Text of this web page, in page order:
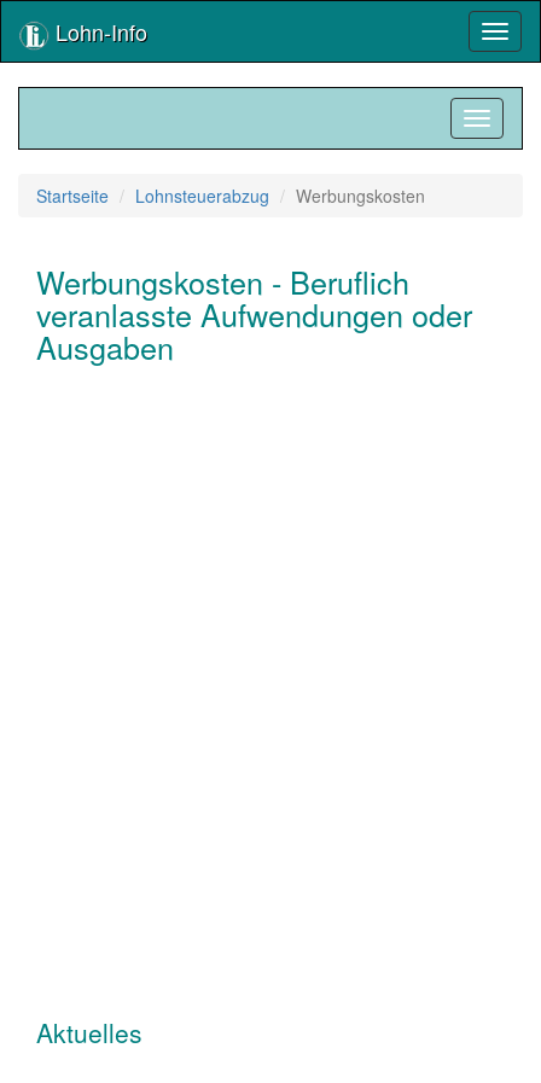
Lohn-Info
Toggle
Startseite Lohnsteuerabzug Werbungskosten
Werbungskosten - Beruflich
veranlasste Aufwendungen oder
Ausgaben
Aktuelles